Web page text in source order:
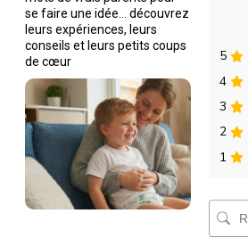
se faire une idée… découvrez
leurs expériences, leurs
conseils et leurs petits coups
de cœur
5
4
3
2
1